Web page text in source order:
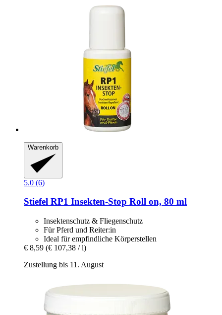
Warenkorb
5.0 (6)
Stiefel RP1 Insekten-​Stop Roll on, 80 ml
Insektenschutz & Fliegenschutz
Für Pferd und Reiter:in
Ideal für empfindliche Körperstellen
€ 8,59 (€ 107,38 / l)
Zustellung bis 11. August